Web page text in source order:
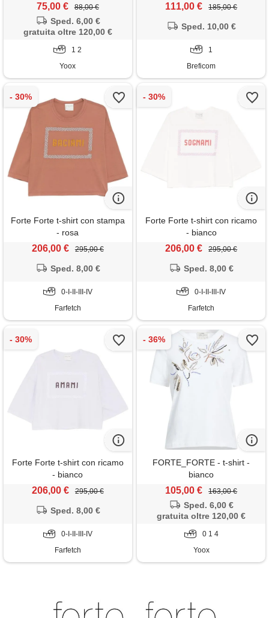
75,00 € 88,00 €
Sped. 6,00 €
gratuita oltre 120,00 €
1 2
Yoox
111,00 € 185,00 €
Sped. 10,00 €
1
Breficom
Forte Forte t-shirt con stampa
- rosa
206,00 € 295,00 €
Sped. 8,00 €
0-I-II-III-IV
Farfetch
Forte Forte t-shirt con ricamo
- bianco
206,00 € 295,00 €
Sped. 8,00 €
0-I-II-III-IV
Farfetch
Forte Forte t-shirt con ricamo
- bianco
206,00 € 295,00 €
Sped. 8,00 €
0-I-II-III-IV
Farfetch
FORTE_FORTE - t-shirt -
bianco
105,00 € 163,00 €
Sped. 6,00 €
gratuita oltre 120,00 €
0 1 4
Yoox